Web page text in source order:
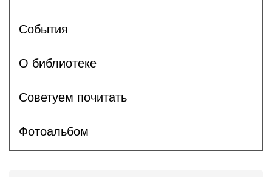
События
О библиотеке
Советуем почитать
Фотоальбом